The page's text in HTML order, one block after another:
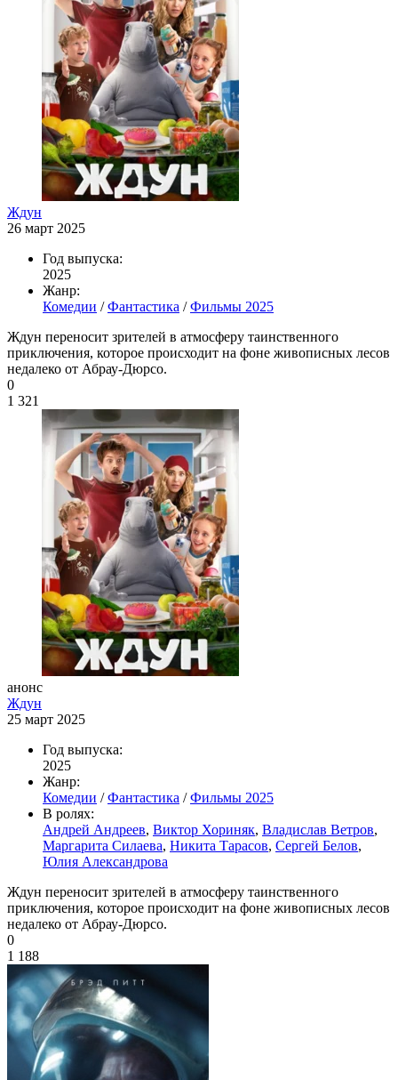
Ждун
26 март 2025
Год выпуска:
2025
Жанр:
Комедии /Фантастика /Фильмы 2025
Ждун переносит зрителей в атмосферу таинственного
приключения, которое происходит на фоне живописных лесов
недалеко от Абрау-Дюрсо.
0
1 321
анонс
Ждун
25 март 2025
Год выпуска:
2025
Жанр:
Комедии /Фантастика /Фильмы 2025
В ролях:
Андрей Андреев, Виктор Хориняк, Владислав Ветров,
Маргарита Силаева, Никита Тарасов, Сергей Белов,
Юлия Александрова
Ждун переносит зрителей в атмосферу таинственного
приключения, которое происходит на фоне живописных лесов
недалеко от Абрау-Дюрсо.
0
1 188